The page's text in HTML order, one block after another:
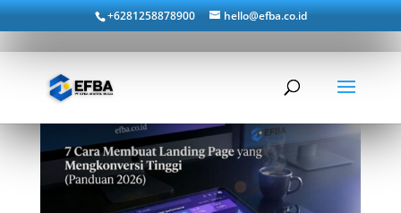
+6281258878900 hello@efba.co.id